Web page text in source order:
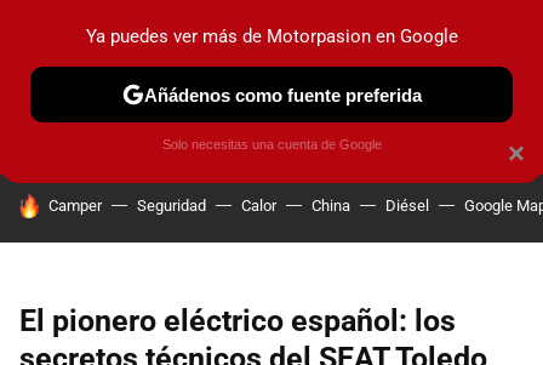
PRUEBAS COCHES ELÉCTRICOS OBSERVATORIO
HOY SE HABLA DE
Camper Seguridad Calor China Diésel Google
El pionero eléctrico español: los
×
Ya puedes ver más de Motorpasion en Google
Añádenos como fuente preferida
Solo necesitas una cuenta de Google